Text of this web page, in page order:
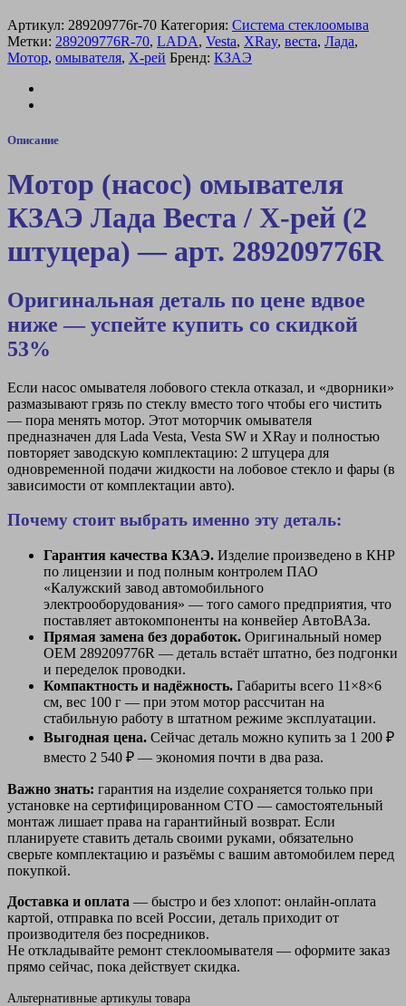
XRay
(2
штуцера)
289209776R
Артикул: 289209776r-70 Категория: Система стеклоомыва
Метки: 289209776R-70, LADA, Vesta, XRay, веста, Лада,
Мотор, омывателя, Х-рей Бренд: КЗАЭ
Описание
Мотор (насос) омывателя
КЗАЭ Лада Веста / Х-рей (2
штуцера) — арт. 289209776R
Оригинальная деталь по цене вдвое
ниже — успейте купить со скидкой
53%
Если насос омывателя лобового стекла отказал, и «дворники»
размазывают грязь по стеклу вместо того чтобы его чистить
— пора менять мотор. Этот моторчик омывателя
предназначен для Lada Vesta, Vesta SW и XRay и полностью
повторяет заводскую комплектацию: 2 штуцера для
одновременной подачи жидкости на лобовое стекло и фары (в
зависимости от комплектации авто).
Почему стоит выбрать именно эту деталь:
Гарантия качества КЗАЭ. Изделие произведено в КНР
по лицензии и под полным контролем ПАО
«Калужский завод автомобильного
электрооборудования» — того самого предприятия, что
поставляет автокомпоненты на конвейер АвтоВАЗа.
Прямая замена без доработок. Оригинальный номер
OEM 289209776R — деталь встаёт штатно, без подгонки
и переделок проводки.
Компактность и надёжность. Габариты всего 11×8×6
см, вес 100 г — при этом мотор рассчитан на
стабильную работу в штатном режиме эксплуатации.
Выгодная цена. Сейчас деталь можно купить за 1 200 ₽
вместо 2 540 ₽ — экономия почти в два раза.
Важно знать: гарантия на изделие сохраняется только при
установке на сертифицированном СТО — самостоятельный
монтаж лишает права на гарантийный возврат. Если
планируете ставить деталь своими руками, обязательно
сверьте комплектацию и разъёмы с вашим автомобилем перед
покупкой.
Доставка и оплата — быстро и без хлопот: онлайн-оплата
картой, отправка по всей России, деталь приходит от
производителя без посредников.
Не откладывайте ремонт стеклоомывателя — оформите заказ
прямо сейчас, пока действует скидка.
Альтернативные артикулы товара